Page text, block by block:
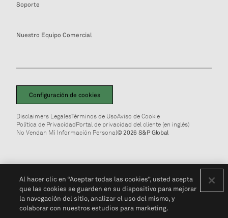
Soporte
Nuestro Equipo Comercial
Configuración de cookies
Disclaimers LegalesTérminos de UsoAviso de Cookie
Política de PrivacidadPortal de privacidad del cliente (en inglés)
No Vendan Mi Información Personal© 2026 S&P Global
Al hacer clic en “Aceptar todas las cookies”, usted acepta
que las cookies se guarden en su dispositivo para mejorar
la navegación del sitio, analizar el uso del mismo, y
colaborar con nuestros estudios para marketing.